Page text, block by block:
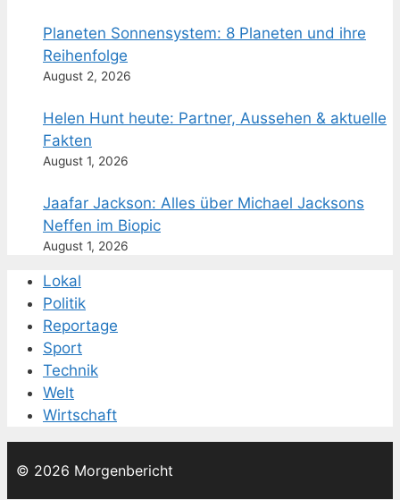
Planeten Sonnensystem: 8 Planeten und ihre
Reihenfolge
August 2, 2026
Helen Hunt heute: Partner, Aussehen & aktuelle
Fakten
August 1, 2026
Jaafar Jackson: Alles über Michael Jacksons
Neffen im Biopic
August 1, 2026
Lokal
Politik
Reportage
Sport
Technik
Welt
Wirtschaft
© 2026 Morgenbericht